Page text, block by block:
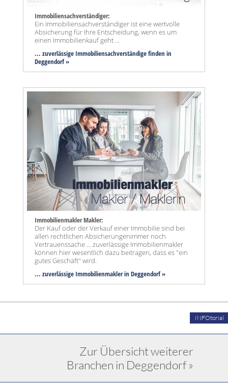
Immobiliensachverständiger:
Ein Immobiliensachverständiger ist eine wertvolle
Absicherung für Ihre Entscheidung, wenn es um
einen Immobilienkauf geht ...
... zuverlässige Immobiliensachverständige finden in
Deggendorf »
Immobilienmakler Makler:
Der Kauf oder der Verkauf einer Immobilie sind bei
allen rechtlichen Absicherungenimmer noch
Vertrauenssache ... zuverlässige Immobilienmakler
können hier wesentlich dazu beitragen, dass es "ein
gutes Geschäft" wird.
... zuverlässige Immobilienmakler in Deggendorf »
INFOtorial
Zur Übersicht weiterer
Branchen in Deggendorf »